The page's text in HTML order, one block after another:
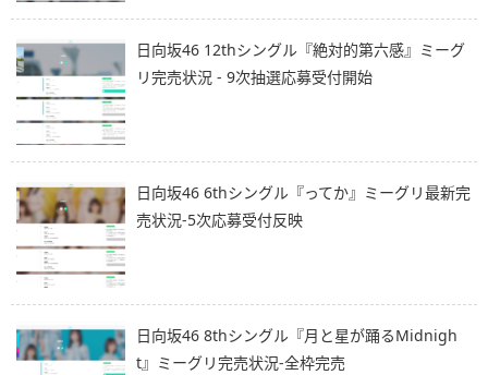
日向坂46 12thシングル『絶対的第六感』ミーグ
リ完売状況 - 9次抽選応募受付開始
日向坂46 6thシングル『ってか』ミーグリ最新完
売状況-5次応募受付反映
日向坂46 8thシングル『月と星が踊るMidnigh
t』ミーグリ完売状況-全枠完売